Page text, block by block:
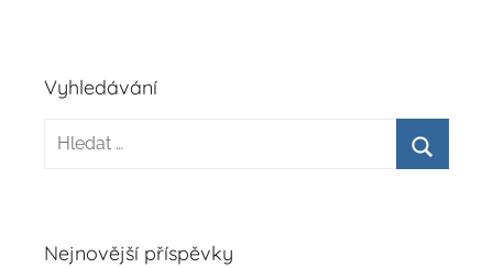
Vyhledávání
Hledat:
Nejnovější příspěvky